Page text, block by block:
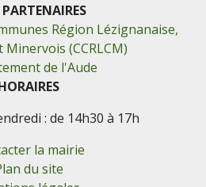
Région Lézignanaise,
(CCRLCM)
de l'Aude
: de 14h30 à 17h
la mairie
du site